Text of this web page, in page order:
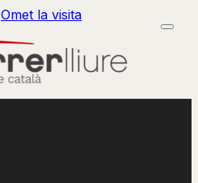
Omet la visita